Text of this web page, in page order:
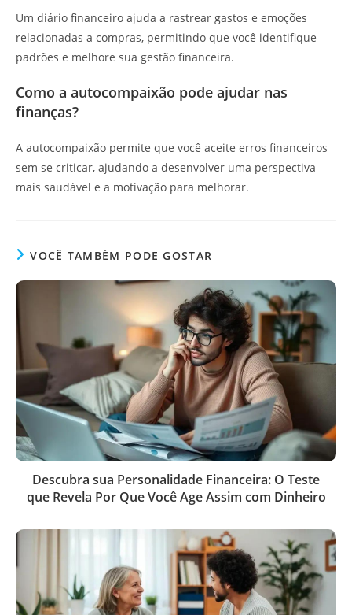
Um diário financeiro ajuda a rastrear gastos e emoções
relacionadas a compras, permitindo que você identifique
padrões e melhore sua gestão financeira.
Como a autocompaixão pode ajudar nas
finanças?
A autocompaixão permite que você aceite erros financeiros
sem se criticar, ajudando a desenvolver uma perspectiva
mais saudável e a motivação para melhorar.
VOCÊ TAMBÉM PODE GOSTAR
Descubra sua Personalidade Financeira: O Teste
que Revela Por Que Você Age Assim com Dinheiro